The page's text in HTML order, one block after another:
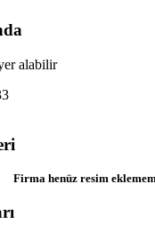
alabilir
Firma henüz resim